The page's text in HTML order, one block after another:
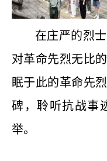
在庄严的烈
对革命先烈无比
眠于此的革命先
碑，聆听抗战事
举。